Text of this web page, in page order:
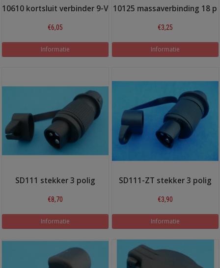
10610 kortsluit verbinder 9-V
€6,05
Informatie
10125 massaverbinding 18 p
€3,25
Informatie
SD111 stekker 3 polig
€8,70
Informatie
SD111-ZT stekker 3 polig
€3,90
Informatie